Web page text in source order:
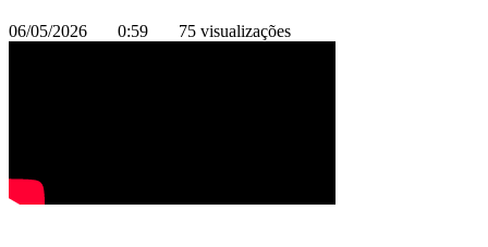
06/05/2026 0:59 75 visualizações